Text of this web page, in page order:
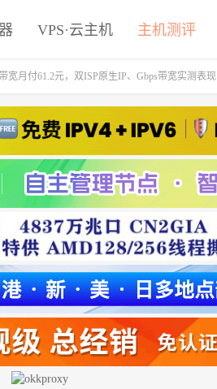
VPS·云主机 主机测评
宽月付61.2元，双ISP原生IP、Gbps带宽实测表现